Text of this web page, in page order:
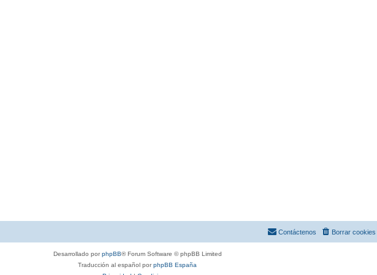
Borrar cookies
Contáctenos
Desarrollado porphpBB® Forum Software © phpBB Limited
Traducción al español porphpBB España